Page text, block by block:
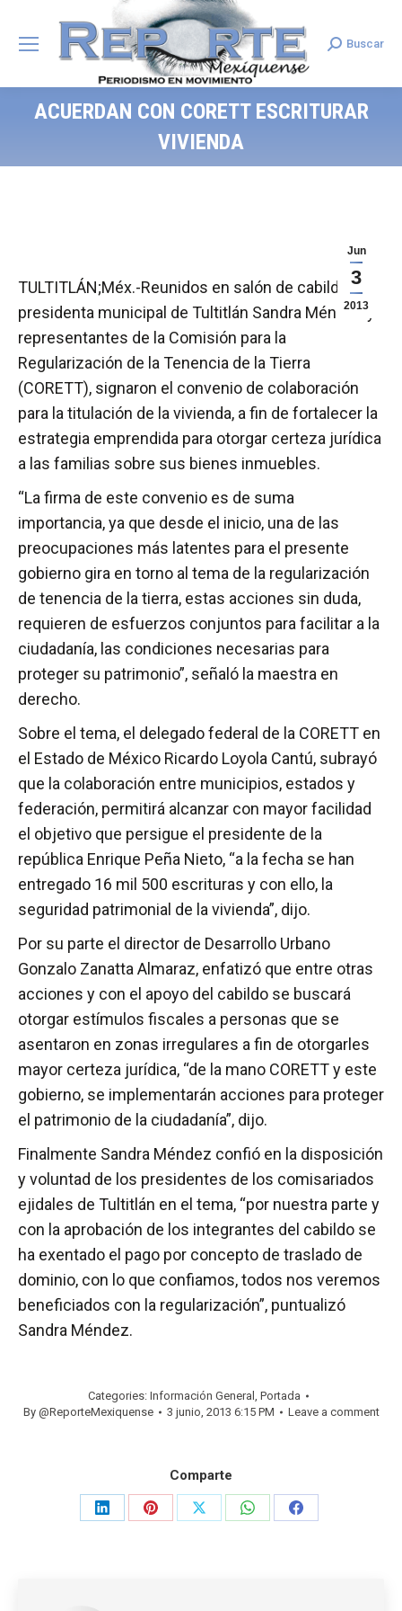
Search:
Buscar
ACUERDAN CON CORETT ESCRITURAR
VIVIENDA
Jun
3
2013
TULTITLÁN;Méx.-Reunidos en salón de cabildo, la
presidenta municipal de Tultitlán Sandra Méndez y
representantes de la Comisión para la
Regularización de la Tenencia de la Tierra
(CORETT), signaron el convenio de colaboración
para la titulación de la vivienda, a fin de fortalecer la
estrategia emprendida para otorgar certeza jurídica
a las familias sobre sus bienes inmuebles.
“La firma de este convenio es de suma
importancia, ya que desde el inicio, una de las
preocupaciones más latentes para el presente
gobierno gira en torno al tema de la regularización
de tenencia de la tierra, estas acciones sin duda,
requieren de esfuerzos conjuntos para facilitar a la
ciudadanía, las condiciones necesarias para
proteger su patrimonio”, señaló la maestra en
derecho.
Sobre el tema, el delegado federal de la CORETT en
el Estado de México Ricardo Loyola Cantú, subrayó
que la colaboración entre municipios, estados y
federación, permitirá alcanzar con mayor facilidad
el objetivo que persigue el presidente de la
república Enrique Peña Nieto, “a la fecha se han
entregado 16 mil 500 escrituras y con ello, la
seguridad patrimonial de la vivienda”, dijo.
Por su parte el director de Desarrollo Urbano
Gonzalo Zanatta Almaraz, enfatizó que entre otras
acciones y con el apoyo del cabildo se buscará
otorgar estímulos fiscales a personas que se
asentaron en zonas irregulares a fin de otorgarles
mayor certeza jurídica, “de la mano CORETT y este
gobierno, se implementarán acciones para proteger
el patrimonio de la ciudadanía”, dijo.
Finalmente Sandra Méndez confió en la disposición
y voluntad de los presidentes de los comisariados
ejidales de Tultitlán en el tema, “por nuestra parte y
con la aprobación de los integrantes del cabildo se
ha exentado el pago por concepto de traslado de
dominio, con lo que confiamos, todos nos veremos
beneficiados con la regularización”, puntualizó
Sandra Méndez.
Categories: Información General , Portada
By @ReporteMexiquense 3 junio, 2013 6:15 PM Leave a comment
Comparte
Share
Share
Share
Share
Share